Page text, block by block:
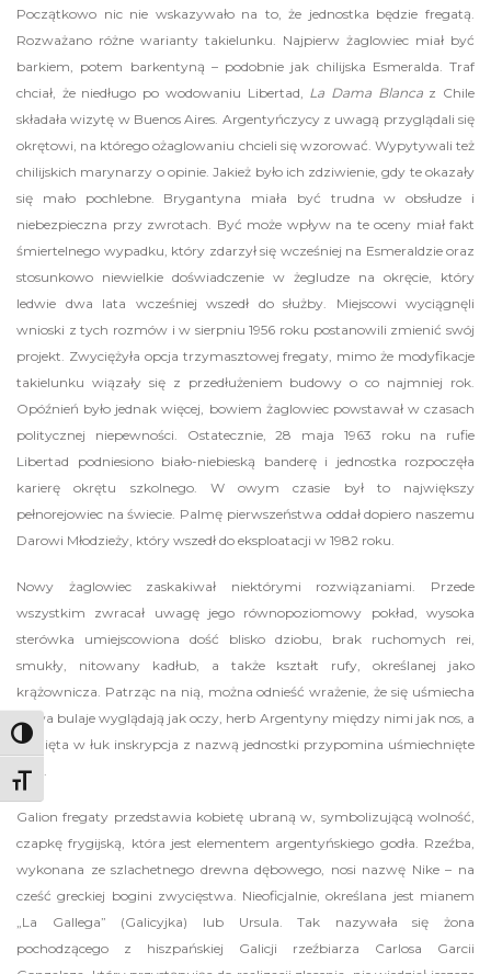
Toggle High Contrast
Toggle Font size
Początkowo nic nie wskazywało na to, że jednostka będzie fregatą.
Rozważano różne warianty takielunku. Najpierw żaglowiec miał być
barkiem, potem barkentyną – podobnie jak chilijska Esmeralda. Traf
chciał, że niedługo po wodowaniu Libertad, La Dama Blancaz Chile
składała wizytę w Buenos Aires. Argentyńczycy z uwagą przyglądali się
okrętowi, na którego ożaglowaniu chcieli się wzorować. Wypytywali też
chilijskich marynarzy o opinie. Jakież było ich zdziwienie, gdy te okazały
się mało pochlebne. Brygantyna miała być trudna w obsłudze i
niebezpieczna przy zwrotach. Być może wpływ na te oceny miał fakt
śmiertelnego wypadku, który zdarzył się wcześniej na Esmeraldzie oraz
stosunkowo niewielkie doświadczenie w żegludze na okręcie, który
ledwie dwa lata wcześniej wszedł do służby. Miejscowi wyciągnęli
wnioski z tych rozmów i w sierpniu 1956 roku postanowili zmienić swój
projekt. Zwyciężyła opcja trzymasztowej fregaty, mimo że modyfikacje
takielunku wiązały się z przedłużeniem budowy o co najmniej rok.
Opóźnień było jednak więcej, bowiem żaglowiec powstawał w czasach
politycznej niepewności. Ostatecznie, 28 maja 1963 roku na rufie
Libertad podniesiono biało-niebieską banderę i jednostka rozpoczęła
karierę okrętu szkolnego. W owym czasie był to największy
pełnorejowiec na świecie. Palmę pierwszeństwa oddał dopiero naszemu
Darowi Młodzieży, który wszedł do eksploatacji w 1982 roku.
Nowy żaglowiec zaskakiwał niektórymi rozwiązaniami. Przede
wszystkim zwracał uwagę jego równopoziomowy pokład, wysoka
sterówka umiejscowiona dość blisko dziobu, brak ruchomych rei,
smukły, nitowany kadłub, a także kształt rufy, określanej jako
krążownicza. Patrząc na nią, można odnieść wrażenie, że się uśmiecha
– dwa bulaje wyglądają jak oczy, herb Argentyny między nimi jak nos, a
wygięta w łuk inskrypcja z nazwą jednostki przypomina uśmiechnięte
usta.
Galion fregaty przedstawia kobietę ubraną w, symbolizującą wolność,
czapkę frygijską, która jest elementem argentyńskiego godła. Rzeźba,
wykonana ze szlachetnego drewna dębowego, nosi nazwę Nike – na
cześć greckiej bogini zwycięstwa. Nieoficjalnie, określana jest mianem
„La Gallega” (Galicyjka) lub Ursula. Tak nazywała się żona
pochodzącego z hiszpańskiej Galicji rzeźbiarza Carlosa Garcii